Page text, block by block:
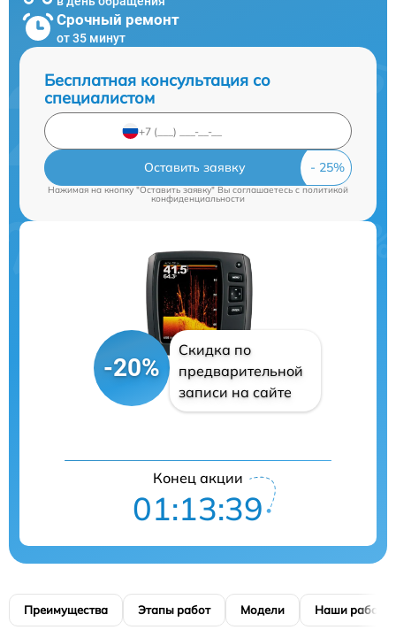
Срочный ремонт
от 35 минут
Бесплатная консультация со
специалистом
Оставить заявку
Нажимая на кнопку "Оставить заявку" Вы соглашаетесь cполитикой
конфиденциальности
-20%
Скидка по
предварительной
записи на сайте
Конец акции
01:13:39
Преимущества Этапы работ Модели Наши работы